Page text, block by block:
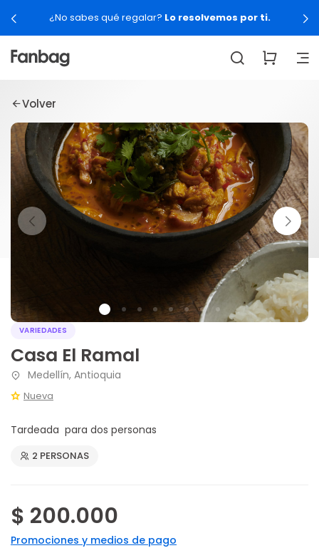
¿No sabes qué regalar? Lo resolvemos por ti.
Volver
VARIEDADES
Casa El Ramal
Medellín, Antioquia
Nueva
Tardeada para dos personas
2 PERSONAS
$ 200.000
Promociones y medios de pago